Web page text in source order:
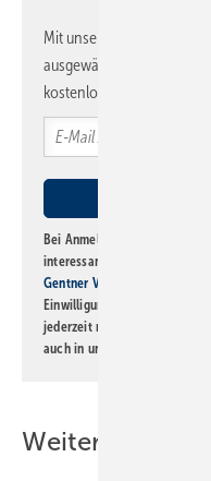
Mit unserem Newsletter
ausgewählte
kostenlos direkt ins
Bei Anmeldung zu diesem
interessante Verlags- und
Gentner Verlag GmbH & Co.
Einwilligung kann ich
jederzeit möglich.
auch in unserer
Weitere Inhalte